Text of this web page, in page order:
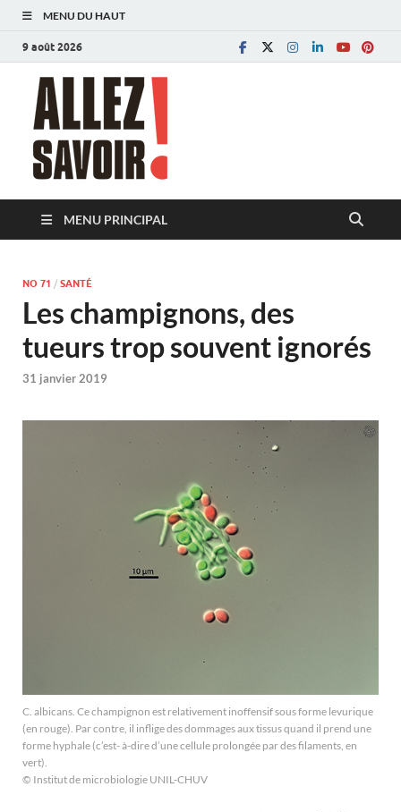
MENU DU HAUT
9 août 2026
MENU PRINCIPAL
NO 71 / SANTÉ
Les champignons, des
tueurs trop souvent ignorés
31 janvier 2019
C. albicans. Ce champignon est relativement inoffensif sous forme levurique
(en rouge). Par contre, il inflige des dommages aux tissus quand il prend une
forme hyphale (c’est- à-dire d’une cellule prolongée par des filaments, en
vert).
© Institut de microbiologie UNIL-CHUV